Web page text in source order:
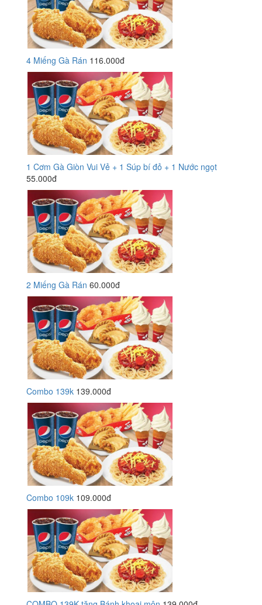
4 Miếng Gà Rán 116.000đ
1 Cơm Gà Giòn Vui Vẻ + 1 Súp bí đỏ + 1 Nước ngọt
55.000đ
2 Miếng Gà Rán 60.000đ
Combo 139k 139.000đ
Combo 109k 109.000đ